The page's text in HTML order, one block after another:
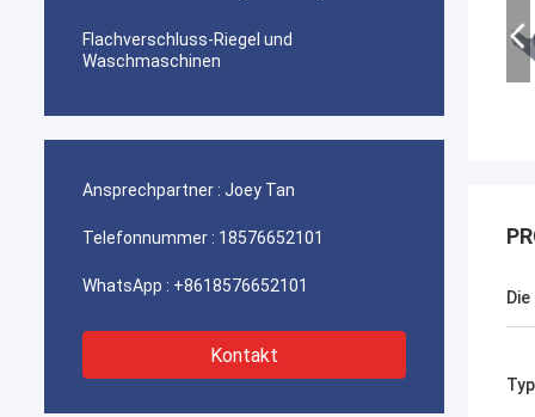
Flachverschluss-Riegel und
Waschmaschinen
Ansprechpartner : Joey Tan
Telefonnummer : 18576652101
WhatsApp : +8618576652101
Kontakt